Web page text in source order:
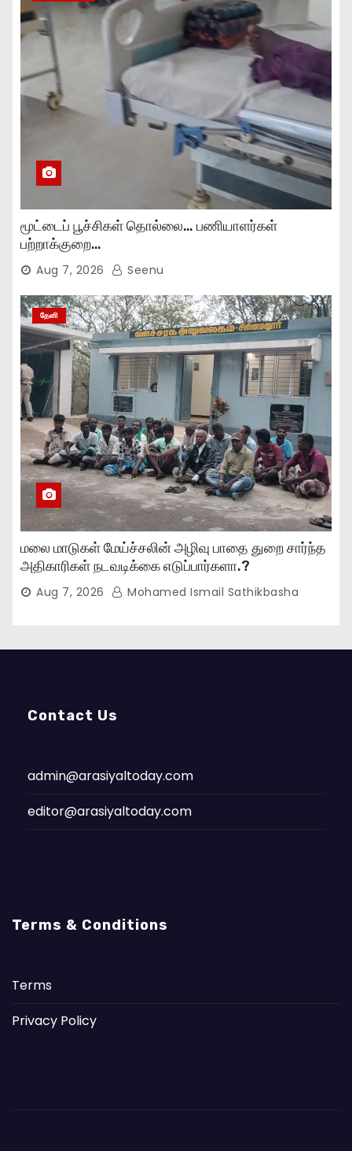
மூட்டைப் பூச்சிகள் தொல்லை… பணியாளர்கள்
பற்றாக்குறை…
Aug 7, 2026 Seenu
தேனி
மலை மாடுகள் மேய்ச்சலின் அழிவு பாதை துறை சார்ந்த
அதிகாரிகள் நடவடிக்கை எடுப்பார்களா.?
Aug 7, 2026 Mohamed Ismail Sathikbasha
Contact Us
admin@arasiyaltoday.com
editor@arasiyaltoday.com
Terms & Conditions
Terms
Privacy Policy